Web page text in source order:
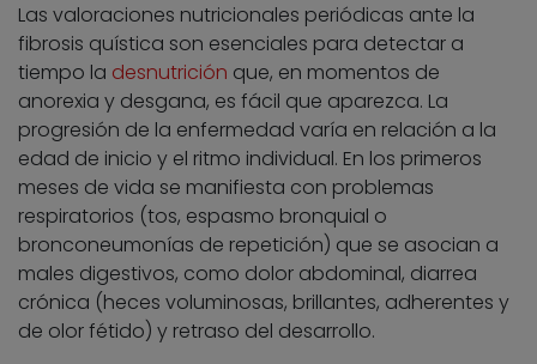
Las valoraciones nutricionales periódicas ante la
fibrosis quística son esenciales para detectar a
tiempo la desnutrición que, en momentos de
anorexia y desgana, es fácil que aparezca. La
progresión de la enfermedad varía en relación a la
edad de inicio y el ritmo individual. En los primeros
meses de vida se manifiesta con problemas
respiratorios (tos, espasmo bronquial o
bronconeumonías de repetición) que se asocian a
males digestivos, como dolor abdominal, diarrea
crónica (heces voluminosas, brillantes, adherentes y
de olor fétido) y retraso del desarrollo.